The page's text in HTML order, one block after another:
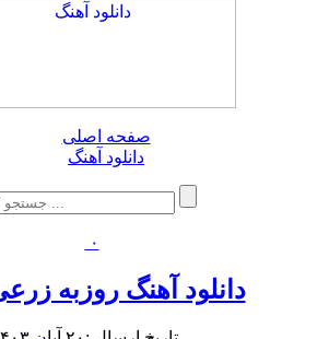
صفحه اصلی
دانلود آهنگ
۰
دانلود آهنگ روزبه